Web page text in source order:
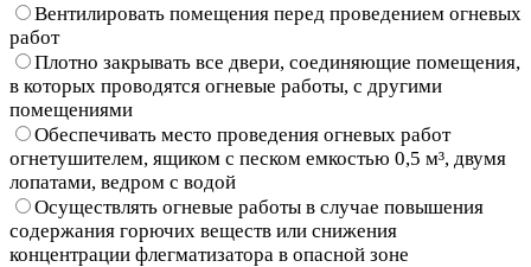
Вентилировать помещения перед проведением огневых
работ
Плотно закрывать все двери, соединяющие помещения,
в которых проводятся огневые работы, с другими
помещениями
Обеспечивать место проведения огневых работ
огнетушителем, ящиком с песком емкостью 0,5 м³, двумя
лопатами, ведром с водой
Осуществлять огневые работы в случае повышения
содержания горючих веществ или снижения
концентрации флегматизатора в опасной зоне